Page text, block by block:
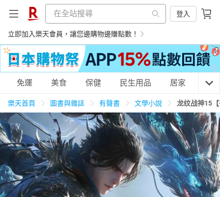
登入
立即加入樂天會員，讓您邊購物邊賺點數！
購物網分類
天天免運 美食蛋糕 養生保健 民生用品
居家生活 3C家電 運動休閒 親子玩具
免運 美食 保健 民生用品 居家 3C
樂天首頁 圖書與雜誌 有聲書 文學小說 龙纹战神15